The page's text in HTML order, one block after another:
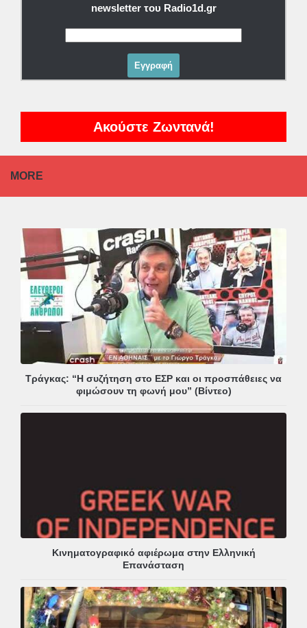
newsletter του Radio1d.gr
Ακούστε Ζωντανά!
MORE
Τράγκας: “Η συζήτηση στο ΕΣΡ και οι προσπάθειες να
φιμώσουν τη φωνή μου” (Βίντεο)
Κινηματογραφικό αφιέρωμα στην Ελληνική
Επανάσταση